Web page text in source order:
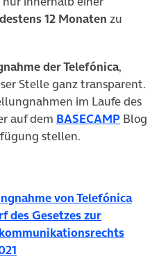
12 Monaten zu
der Telefónica,
Stelle ganz transparent.
im Laufe des
auf dem BASECAMP (öffnet
Blog
stellen.
von Telefónica
des Gesetzes zur